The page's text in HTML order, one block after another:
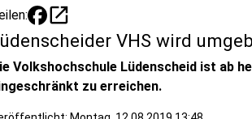
open_in_new
VHS wird
Volkshochschule Lüdenscheid ist ab
zu erreichen.